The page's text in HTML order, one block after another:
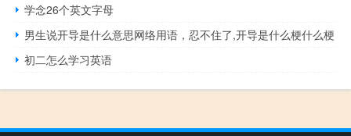
学念26个英文字母
男生说开导是什么意思网络用语，忍不住了,开导是什么梗什么梗
初二怎么学习英语